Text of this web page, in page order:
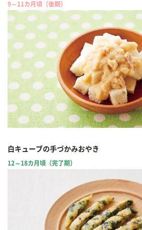
9～11カ月頃（後期）
白キューブの手づかみおやき
12～18カ月頃（完了期）